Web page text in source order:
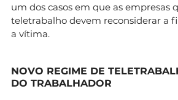
um dos casos em que as empresas
teletrabalho devem reconsiderar a
a vítima.
NOVO REGIME DE
DO TRABALHADOR